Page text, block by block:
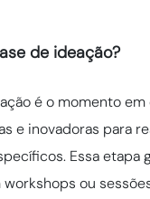
de ideação?
é o momento
e inovadoras para
Essa etapa
ou